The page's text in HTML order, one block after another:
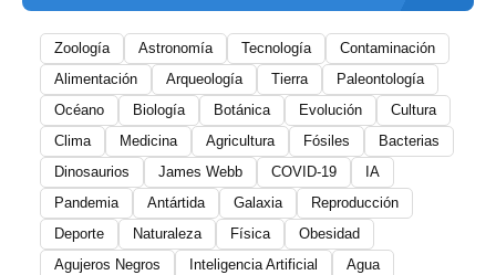
Zoología Astronomía Tecnología
Contaminación
Alimentación
Arqueología Tierra
Paleontología
Océano
Biología Botánica Evolución
Cultura
Clima
Medicina Agricultura Fósiles
Bacterias
Dinosaurios
James Webb COVID-19
IA
Pandemia
Antártida Galaxia
Reproducción
Deporte
Naturaleza Física
Obesidad
Agujeros Negros
Inteligencia Artificial
Agua